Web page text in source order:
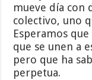
mueve día con
colectivo, uno
Esperamos que
que se unen a
pero que ha
perpetua.